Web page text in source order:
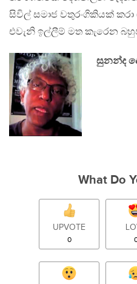
සිවිල් සමාජ වතුරංගිකියක්
එවැනි ඉල්ලීම් මත කැරෙන
සුනන්ද
What Do
UPVOTE
0